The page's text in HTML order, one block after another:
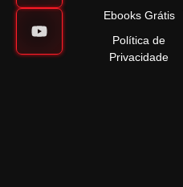
Ebooks Grátis
Política de
Privacidade